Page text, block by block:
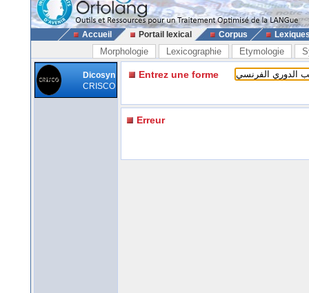
Accueil Portail lexical Corpus
Morphologie Lexicographie Etymologie
Dicosyn
CRISCO
Entrez une forme
Erreur